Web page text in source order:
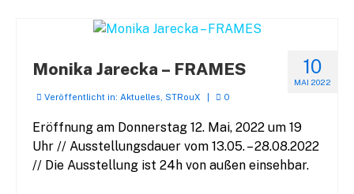
10
MAI 2022
Monika Jarecka – FRAMES
Veröffentlicht in: Aktuelles STRouX 0
Eröffnung am Donnerstag 12. Mai, 2022 um 19
Uhr // Ausstellungsdauer vom 13.05. – 28.08.2022
// Die Ausstellung ist 24h von außen einsehbar.